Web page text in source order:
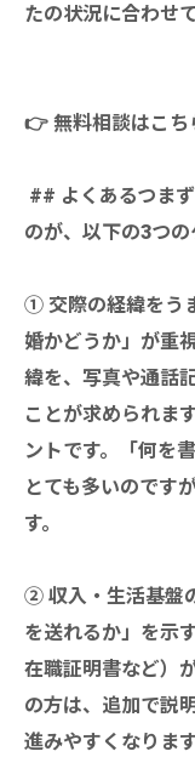
たの状況に合わせ
👉 無料相談はこち
## よくあるつま
のが、以下の3つの
① 交際の経緯をう
婚かどうか」が重
緯を、写真や通話
ことが求められま
ントです。「何を
とても多いのです
す。
② 収入・生活基盤
を送れるか」を示
在職証明書など）
の方は、追加で説
進みやすくなります